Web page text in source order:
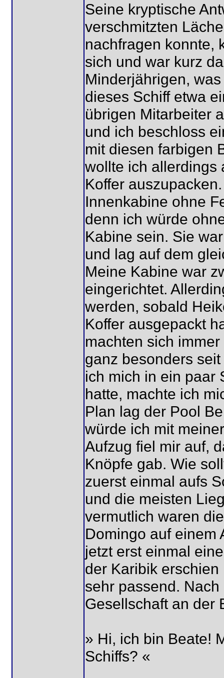
Seine kryptische
verschmitzten
nachfragen konnte,
sich und war kurz
Minderjährigen,
dieses Schiff etwa
übrigen Mitarbeiter
und ich beschloss
mit diesen farbigen
wollte ich allerdings
Koffer
Innenkabine ohne
denn ich würde
Kabine sein. Sie
und lag auf dem
Meine Kabine war
eingerichtet.
werden, sobald
Koffer ausgepackt
machten sich
ganz besonders
ich mich in ein paar
hatte, machte ich
Plan lag der Pool
würde ich mit
Aufzug fiel mir auf,
Knöpfe gab. Wie
zuerst einmal aufs
und die meisten
vermutlich waren
Domingo auf einem
jetzt erst einmal
der Karibik
sehr passend.
Gesellschaft an der
» Hi, ich bin Beate!
Schiffs? «